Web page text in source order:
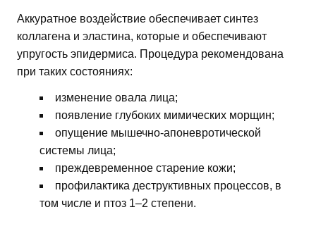
Аккуратное воздействие обеспечивает синтез
коллагена и эластина, которые и обеспечивают
упругость эпидермиса. Процедура рекомендована
при таких состояниях:
изменение овала лица;
появление глубоких мимических морщин;
опущение мышечно-апоневротической
системы лица;
преждевременное старение кожи;
профилактика деструктивных процессов, в
том числе и птоз 1–2 степени.